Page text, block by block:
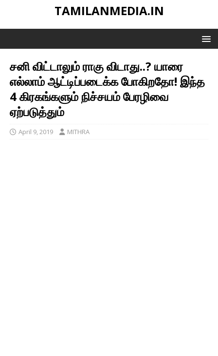
TAMILANMEDIA.IN
சனி விட்டாலும் ராகு விடாது..? யாரை
எல்லாம் ஆட்டிப்படைக்க போகிறதோ! இந்த
4 கிரகங்களும் நிச்சயம் பேரழிவை
ஏற்படுத்தும்
April 9, 2019 MITHRA